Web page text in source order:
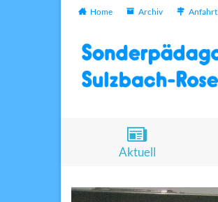
Home Archiv Anfahrt
Aktuell